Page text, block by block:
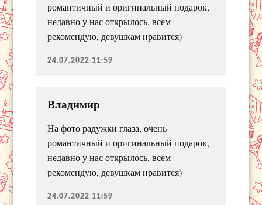
романтичный и оригинальный подарок,
недавно у нас открылось, всем
рекомендую, девушкам нравится)
24.07.2022 11:59
Владимир
На фото радужки глаза, очень
романтичный и оригинальный подарок,
недавно у нас открылось, всем
рекомендую, девушкам нравится)
24.07.2022 11:59